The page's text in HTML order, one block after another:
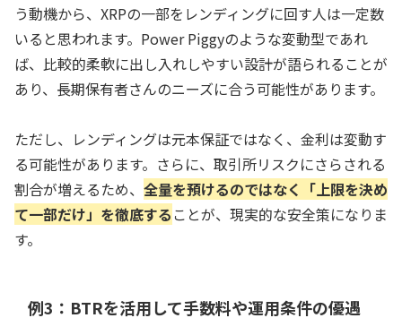
う動機から、XRPの一部をレンディングに回す人は一定数
いると思われます。Power Piggyのような変動型であれ
ば、比較的柔軟に出し入れしやすい設計が語られることが
あり、長期保有者さんのニーズに合う可能性があります。
ただし、レンディングは元本保証ではなく、金利は変動す
る可能性があります。さらに、取引所リスクにさらされる
割合が増えるため、 全量を預けるのではなく「上限を決め
て一部だけ」を徹底する ことが、現実的な安全策になりま
す。
例3：BTRを活用して手数料や運用条件の優遇